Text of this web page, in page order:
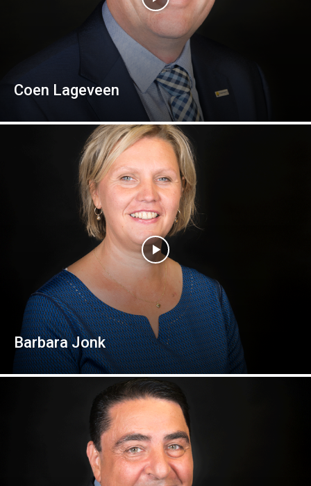
Coen Lageveen
Barbara Jonk